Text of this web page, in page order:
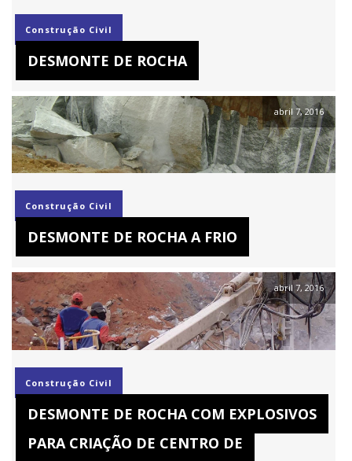
Construção Civil
DESMONTE DE ROCHA
abril 7, 2016
Construção Civil
DESMONTE DE ROCHA A FRIO
abril 7, 2016
Construção Civil
DESMONTE DE ROCHA COM EXPLOSIVOS
PARA CRIAÇÃO DE CENTRO DE